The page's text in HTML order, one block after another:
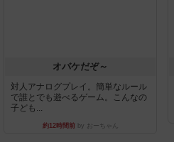
オバケだぞ～
対人アナログプレイ。簡単なルール
で誰とでも遊べるゲーム。こんなの
子ども...
約12時間前by おーちゃん